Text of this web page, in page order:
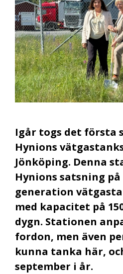
Igår togs det första
Hynions
Jönköping. Denna
Hynions satsning på
generation
med kapacitet på
dygn. Stationen
fordon, men även
kunna tanka här,
september i år.